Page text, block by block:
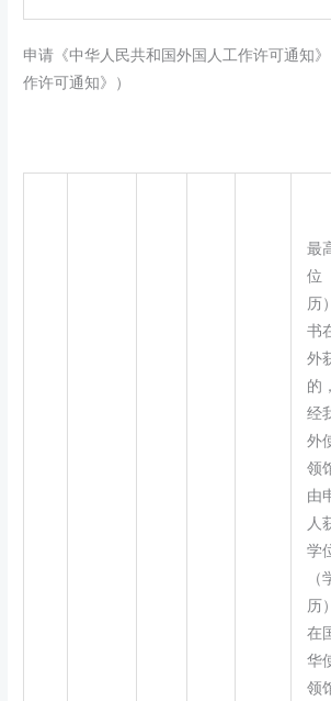
申请《中华人民共和国外国人工作许可通知
作许可通知》）
最
位
历
书
外
的
经
外
领
由
人
学
（
历
在
华
领